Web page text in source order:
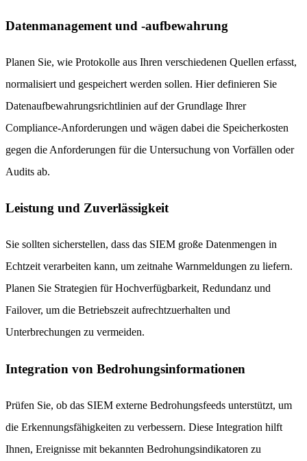
Datenmanagement und -aufbewahrung
Planen Sie, wie Protokolle aus Ihren verschiedenen Quellen erfasst,
normalisiert und gespeichert werden sollen. Hier definieren Sie
Datenaufbewahrungsrichtlinien auf der Grundlage Ihrer
Compliance-Anforderungen und wägen dabei die Speicherkosten
gegen die Anforderungen für die Untersuchung von Vorfällen oder
Audits ab.
Leistung und Zuverlässigkeit
Sie sollten sicherstellen, dass das SIEM große Datenmengen in
Echtzeit verarbeiten kann, um zeitnahe Warnmeldungen zu liefern.
Planen Sie Strategien für Hochverfügbarkeit, Redundanz und
Failover, um die Betriebszeit aufrechtzuerhalten und
Unterbrechungen zu vermeiden.
Integration von Bedrohungsinformationen
Prüfen Sie, ob das SIEM externe Bedrohungsfeeds unterstützt, um
die Erkennungsfähigkeiten zu verbessern. Diese Integration hilft
Ihnen, Ereignisse mit bekannten Bedrohungsindikatoren zu